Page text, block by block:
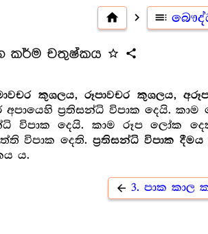
home navigate_next toc
කර්ම චතුෂ්කය star_outline share
කුශලය, රූපාවචර කුශලය,
අපායෙහි ප්‍ර‍තිසන්ධි විපාක දෙයි.
විපාක දෙයි. කාම රූප ලෝක
විපාක දෙති. ප්‍ර‍තිසන්ධි විපාක දීමය
ය.
arrow_back 3. පාක කාල